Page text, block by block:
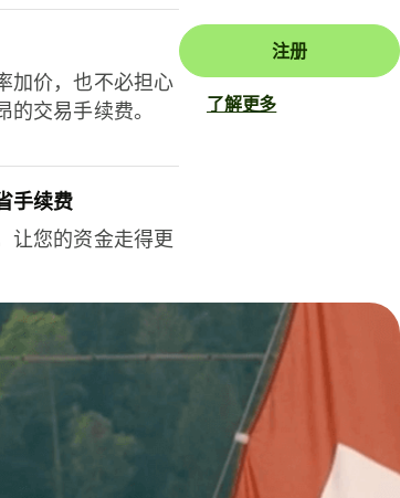
加价，也不必担心
的交易手续费。
手续费
让您的资金走得更
注册
了解更多